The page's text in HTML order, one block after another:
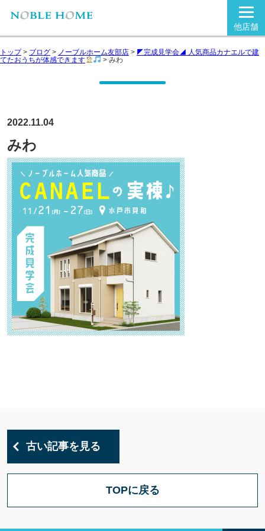
他店舗
トップ> ブログ > ノーブルホーム友部店 > ◤完成見学会◢ 人気商品カナエルで建
てたおうちが体感できます
>みわ
2022.11.04
みわ
古い記事を見る
TOPに戻る